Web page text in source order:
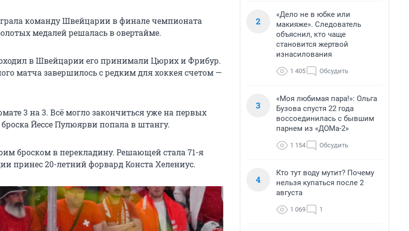
команду Швейцарии в финале чемпионата
медалей решалась в овертайме.
в Швейцарии его принимали Цюрих и Фрибур.
матча завершилось с редким для хоккея счетом —
3 на 3. Всё могло закончиться уже на первых
Йессе Пулюярви попала в штангу.
броском в перекладину. Решающей стала 71-я
принес 20-летний форвард Конста Хелениус.
2
«Дело не в юбке или
макияже». Следователь
объяснил, кто чаще
становится жертвой
изнасилования
1 405 Обсудить
3
«Моя любимая пара!»: Ольга
Бузова спустя 22 года
воссоединилась с бывшим
парнем из «ДОМа-2»
1 154 Обсудить
4
Кто тут воду мутит? Почему
нельзя купаться после 2
августа
1 069 1